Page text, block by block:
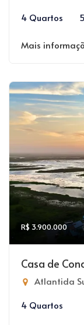
4 Quartos
Mais
R$ 3.900.000
Casa de
Atlantida
4 Quartos